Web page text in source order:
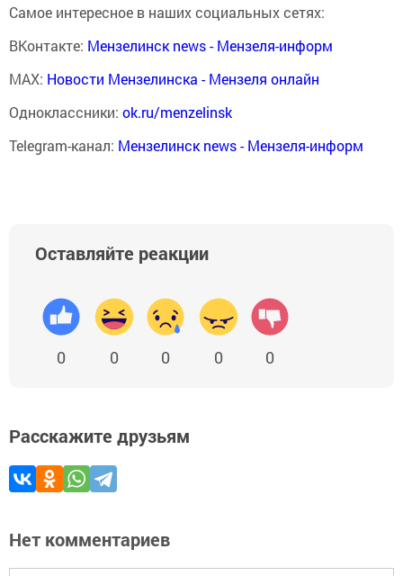
Самое интересное в наших социальных сетях:
ВКонтакте: Мензелинск news - Мензеля-информ
MAX: Новости Мензелинска - Мензеля онлайн
Одноклассники: ok.ru/menzelinsk
Telegram-канал: Мензелинск news - Мензеля-информ
Оставляйте реакции
0 0 0 0 0
Расскажите друзьям
Нет комментариев